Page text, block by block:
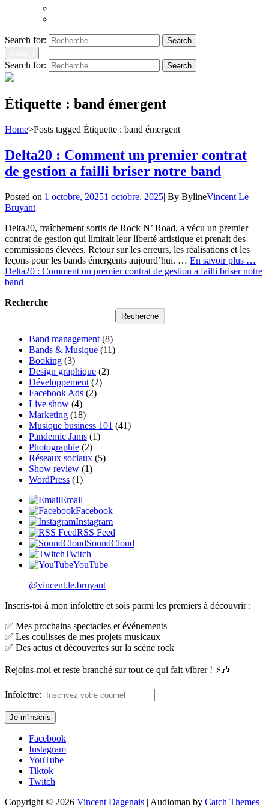
Search for:
Search
Search for: Search
Étiquette : band émergent
Home>Posts tagged Étiquette : band émergent
Delta20 : Comment un premier contrat
de gestion a failli briser notre band
Posted on 1 octobre, 20251 octobre, 2025| By BylineVincent Le
Bruyant
Delta20, fraîchement sortis de Rock N’ Road, a vécu un premier
contrat de gestion qui limitait leur liberté artistique et prenait des
commissions élevées. Retour sur les erreurs, les réalisations et les
leçons pour les bands émergents aujourd’hui. … En savoir plus …
Delta20 : Comment un premier contrat de gestion a failli briser notre
band
Recherche
Recherche
Band management (8)
Bands & Musique (11)
Booking (3)
Design graphique (2)
Développement (2)
Facebook Ads (2)
Live show (4)
Marketing (18)
Musique business 101 (41)
Pandemic Jams (1)
Photographie (2)
Réseaux sociaux (5)
Show review (1)
WordPress (1)
Email
Facebook
Instagram
RSS Feed
SoundCloud
Twitch
YouTube
@vincent.le.bruyant
Inscris-toi à mon infolettre et sois parmi les premiers à découvrir :
✅ Mes prochains spectacles et événements
✅ Les coulisses de mes projets musicaux
✅ Des actus et découvertes sur la scène rock
Rejoins-moi et reste branché sur tout ce qui fait vibrer ! ⚡🎶
Infolettre:
Facebook
Instagram
YouTube
Tiktok
Twitch
Copyright © 2026 Vincent Dagenais | Audioman by Catch Themes